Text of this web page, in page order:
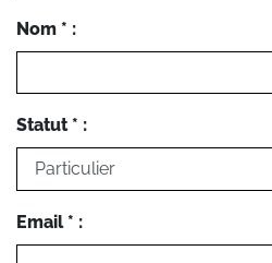
Nom * :
Statut * :
Email * :